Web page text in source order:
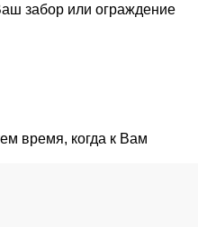
забор или ограждение
время, когда к Вам